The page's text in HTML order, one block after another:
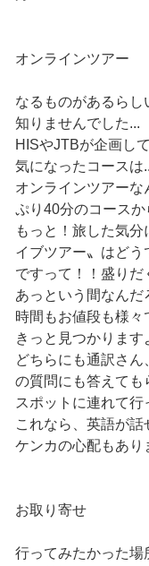
オンラインツアー
なるものがあるらし
知りませんでした...
HISやJTBが企画し
気になったコースは
オンラインツアーな
ぷり40分のコースか
もっと！旅した気
イブツアー〟はど
ですって！！盛りだ
あっという間なんだ
時間もお値段も様
きっと見つかります
どちらにも通訳さ
の質問にも答えても
スポットに連れて行
これなら、英語が
ケンカの心配もあり
お取り寄せ
行ってみたかった場